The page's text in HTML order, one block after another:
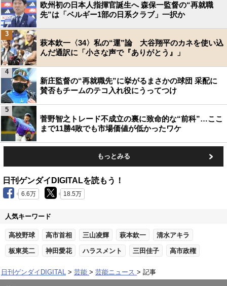
欧州初の日本人指揮官誕生へ 森保一監督の“再就職
先”は「ベルギー1部の日系クラブ」一択か
萩本欽一〈34〉私の“運”論 大谷翔平のカネを使い込
んだ通訳に「小さな声で『ありがとう』」
3
新庄監督の“再就職先”に挙がるまさかの球団 采配に
賛否もチームのテコ入れ役にうってつけ
4
菅野智之トレード不成立の裏に致命的な“前科”…ここ
まで11勝4敗でも市場価値が低かったワケ
5
もっとみる
日刊ゲンダイDIGITALを読もう！
6.6万 18.5万
人気キーワード
高校野球 高市首相 三山凌輝 萩本欽一 清水アキラ
板東英二 神田愛花 ハラスメント 三田佳子 高市政権
日刊ゲンダイDIGITAL 芸能 芸能ニュース 記事